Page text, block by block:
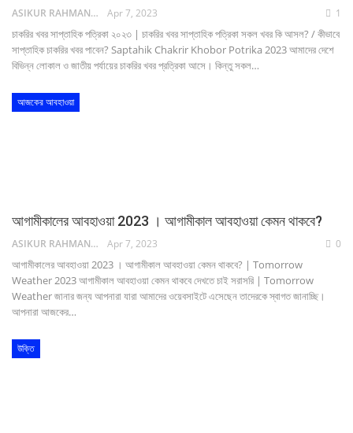
ASIKUR RAHMAN NAIM Apr 7, 2023 1
চাকরির খবর সাপ্তাহিক পত্রিকা ২০২৩ | চাকরির খবর সাপ্তাহিক পত্রিকা সকল খবর কি আসল? / কীভাবে
সাপ্তাহিক চাকরির খবর পাবেন? Saptahik Chakrir Khobor Potrika 2023 আমাদের দেশে
বিভিন্ন লোকাল ও জাতীয় পর্যায়ের চাকরির খবর প্রত্রিকা আসে। কিন্তু সকল…
আজকের আবহাওয়া
আগামীকালের আবহাওয়া 2023 । আগামীকাল আবহাওয়া কেমন থাকবে?
ASIKUR RAHMAN NAIM Apr 7, 2023 0
আগামীকালের আবহাওয়া 2023 । আগামীকাল আবহাওয়া কেমন থাকবে? | Tomorrow
Weather 2023 আগামীকাল আবহাওয়া কেমন থাকবে দেখতে চাই সরাসরি | Tomorrow
Weather জানার জন্য আপনারা যারা আমাদের ওয়েবসাইটে এসেছেন তাদেরকে স্বাগত জানাচ্ছি।
আপনারা আজকের…
উক্তি